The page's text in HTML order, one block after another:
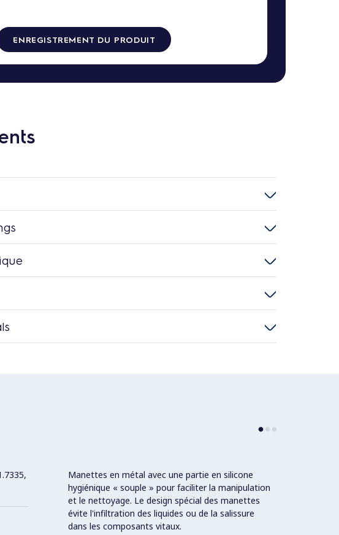
ENREGISTREMENT DU PRODUIT
Manettes en métal avec une partie en silicone
hygiénique « souple » pour faciliter la manipulation
et le nettoyage. Le design spécial des manettes
évite l'infiltration des liquides ou de la salissure
dans les composants vitaux.